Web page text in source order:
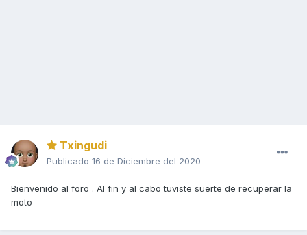
Txingudi
Publicado 16 de Diciembre del 2020
Bienvenido al foro . Al fin y al cabo tuviste suerte de recuperar la
moto